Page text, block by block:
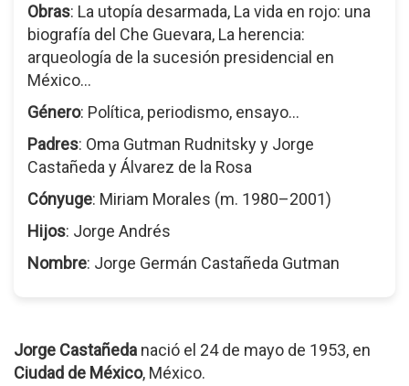
Obras: La utopía desarmada, La vida en rojo: una
biografía del Che Guevara, La herencia:
arqueología de la sucesión presidencial en
México...
Género: Política, periodismo, ensayo...
Padres: Oma Gutman Rudnitsky y Jorge
Castañeda y Álvarez de la Rosa
Cónyuge: Miriam Morales (m. 1980–2001)
Hijos: Jorge Andrés
Nombre: Jorge Germán Castañeda Gutman
Jorge Castañeda nació el 24 de mayo de 1953, en
Ciudad de México, México.